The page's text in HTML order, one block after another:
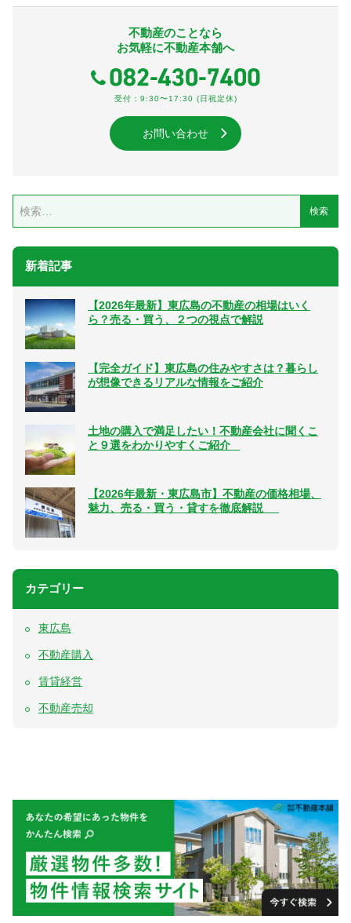
不動産のことなら
お気軽に不動産本舗へ
受付：9:30〜17:30 (日祝定休)
お問い合わせ
新着記事
【2026年最新】東広島の不動産の相場はいく
ら？売る・買う、２つの視点で解説
【完全ガイド】東広島の住みやすさは？暮らし
が想像できるリアルな情報をご紹介
土地の購入で満足したい！不動産会社に聞くこ
と９選をわかりやすくご紹介
【2026年最新・東広島市】不動産の価格相場、
魅力、売る・買う・貸すを徹底解説
カテゴリー
東広島
不動産購入
賃貸経営
不動産売却